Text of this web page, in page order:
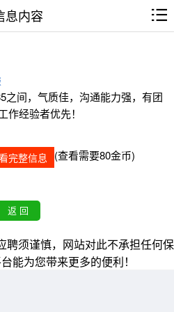
息内容
之间，气质佳，沟通能力强，有团
作经验者优先！
完整信息 (查看需要80金币)
聘须谨慎，网站对此不承担任何保
能为您带来更多的便利！